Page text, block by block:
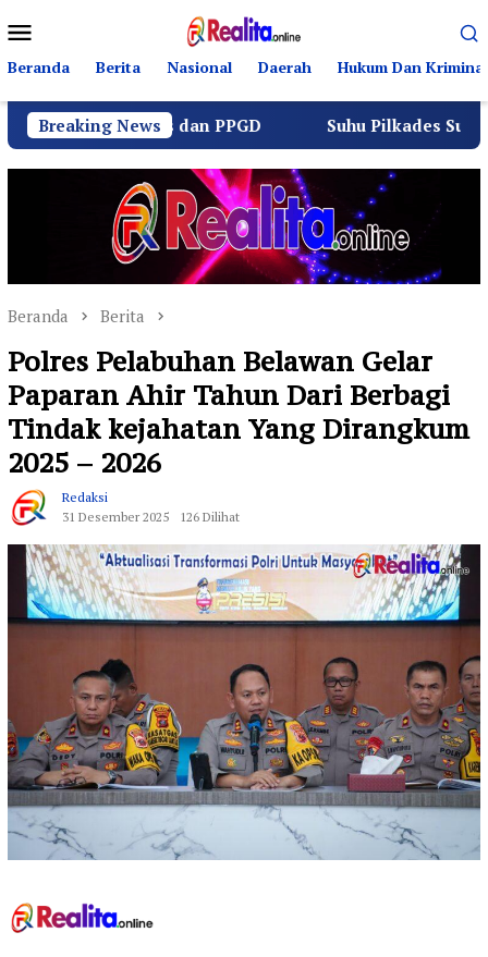
ke
kontenMobile
Beranda Berita Nasional Daerah Hukum Dan Kriminal
Breaking News
Lintas dan PPGD Suhu Pilkades Sukamulya
Beranda Berita
Polres Pelabuhan Belawan Gelar
Paparan Ahir Tahun Dari Berbagi
Tindak kejahatan Yang Dirangkum
2025 – 2026
Redaksi
31 Desember 2025
126 Dilihat